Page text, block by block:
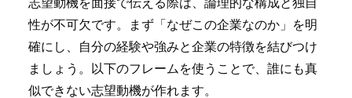
志望動機を面接で伝える際は、論理的な構成と独自
性が不可欠です。まず「なぜこの企業なのか」を明
確にし、自分の経験や強みと企業の特徴を結びつけ
ましょう。以下のフレームを使うことで、誰にも真
似できない志望動機が作れます。